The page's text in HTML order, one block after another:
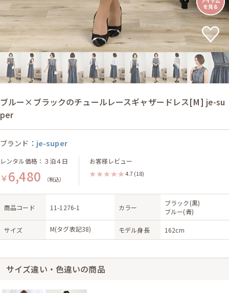
ブルー×ブラックのチュールレースギャザードレス[M] je-su
per
ブランド： je-super
レンタル価格：３泊４日
￥6,480 （税込）
お客様レビュー
4.7 (18)
商品コード 11-1276-1 カラー
ブラック(黒)
ブルー(青)
サイズ M(タグ表記38) モデル身長 162cm
サイズ違い・色違いの商品